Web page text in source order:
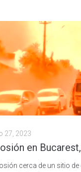
27, 2023
en
cerca de un sitio de